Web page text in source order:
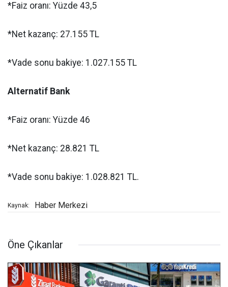
*Faiz oranı: Yüzde 43,5
*Net kazanç: 27.155 TL
*Vade sonu bakiye: 1.027.155 TL
Alternatif Bank
*Faiz oranı: Yüzde 46
*Net kazanç: 28.821 TL
*Vade sonu bakiye: 1.028.821 TL.
Kaynak: Haber Merkezi
Öne Çıkanlar